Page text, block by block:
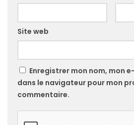
Site web
Enregistrer mon nom, mon
dans le navigateur pour mon
commentaire.